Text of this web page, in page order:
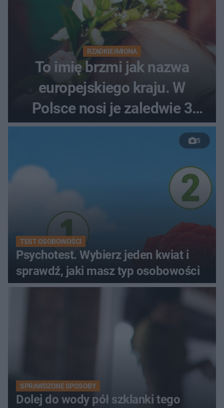
RZADKIE IMIONA
To imię brzmi jak nazwa
europejskiego kraju. W
Polsce nosi je zaledwie 3
kobiety
5
TEST OSOBOWOŚCI
Psychotest. Wybierz jeden kwiat i
sprawdź, jaki masz typ osobowości
SPRAWDZONE SPOSOBY
Dolej do wody pół szklanki tego